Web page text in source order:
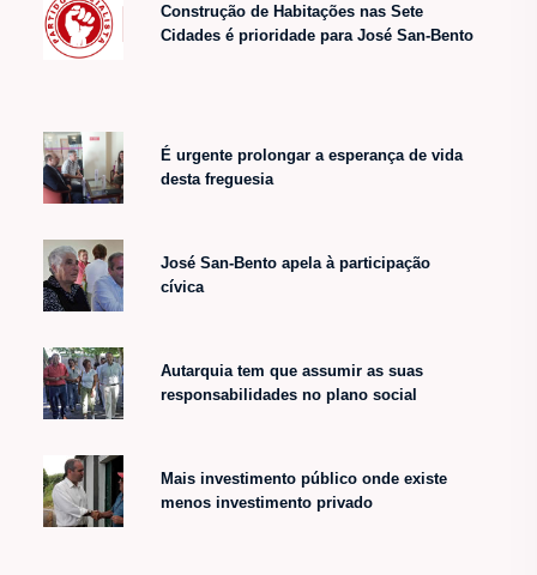
Construção de Habitações nas Sete
Cidades é prioridade para José San-Bento
É urgente prolongar a esperança de vida
desta freguesia
José San-Bento apela à participação
cívica
Autarquia tem que assumir as suas
responsabilidades no plano social
Mais investimento público onde existe
menos investimento privado